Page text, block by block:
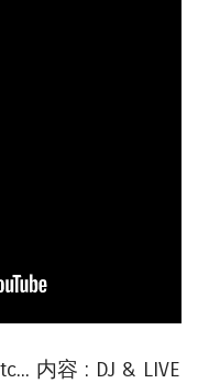
内容 : DJ & LIVE